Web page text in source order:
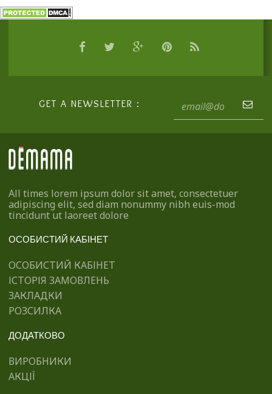
GET A NEWSLETTER :
All times lorem ipsum dolor sit amet, consectetuer
adipiscing elit, sed diam nonummy nibh euis-mod
tincidunt ut laoreet dolore
ОСОБИСТИЙ КАБІНЕТ
ОСОБИСТИЙ КАБІНЕТ
ІСТОРІЯ ЗАМОВЛЕНЬ
ЗАКЛАДКИ
РОЗСИЛКА
ДОДАТКОВО
ВИРОБНИКИ
АКЦІЇ